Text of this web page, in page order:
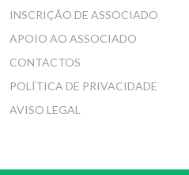
INSCRIÇÃO DE ASSOCIADO
APOIO AO ASSOCIADO
CONTACTOS
POLÍTICA DE PRIVACIDADE
AVISO LEGAL